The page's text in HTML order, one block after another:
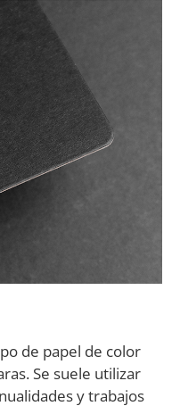
de papel de color
Se suele utilizar
y trabajos